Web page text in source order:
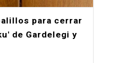
para cerrar
de Gardelegi y